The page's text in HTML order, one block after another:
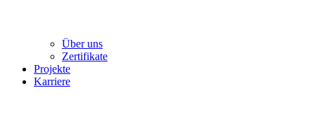
Über uns
Zertifikate
Projekte
Karriere